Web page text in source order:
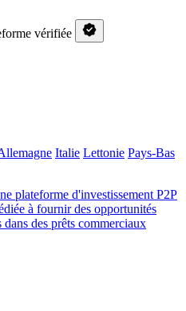
vérifiée
Italie Lettonie Pays-Bas
plateforme d'investissement P2P
à fournir des opportunités
dans des prêts commerciaux